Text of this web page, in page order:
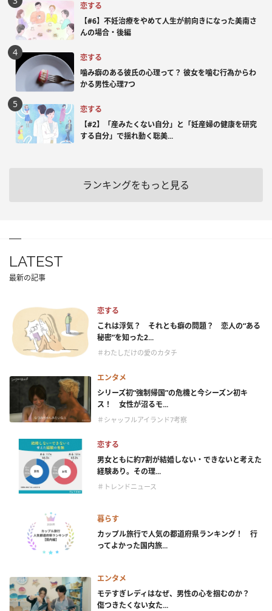
恋する
【#6】不妊治療をやめて人生が前向きになった美南さ
んの場合・後編
恋する
噛み癖のある彼氏の心理って？ 彼女を噛む行為からわ
かる男性心理7つ
恋する
【#2】「産みたくない自分」と「妊産婦の健康を研究
する自分」で揺れ動く聡美...
ランキングをもっと見る
LATEST
最新の記事
恋する
これは浮気？ それとも癖の問題？ 恋人の“ある
秘密”を知った2...
＃わたしだけの愛のカタチ
エンタメ
シリーズ初“強制帰国”の危機と今シーズン初キ
ス！ 女性が沼るモ...
＃シャッフルアイランド7考察
恋する
男女ともに約7割が結婚しない・できないと考えた
経験あり。その理...
＃トレンドニュース
暮らす
カップル旅行で人気の都道府県ランキング！ 行
ってよかった国内旅...
エンタメ
モテすぎレディはなぜ、男性の心を掴むのか？
傷つきたくない女た...